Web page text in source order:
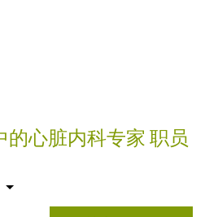
的心脏内科专家 职员